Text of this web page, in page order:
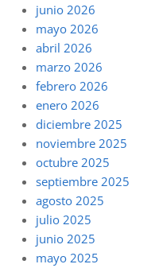
junio 2026
mayo 2026
abril 2026
marzo 2026
febrero 2026
enero 2026
diciembre 2025
noviembre 2025
octubre 2025
septiembre 2025
agosto 2025
julio 2025
junio 2025
mayo 2025